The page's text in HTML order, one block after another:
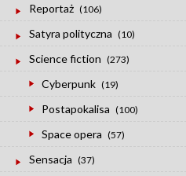
Reportaż (106)
Satyra polityczna (10)
Science fiction (273)
Cyberpunk (19)
Postapokalisa (100)
Space opera (57)
Sensacja (37)